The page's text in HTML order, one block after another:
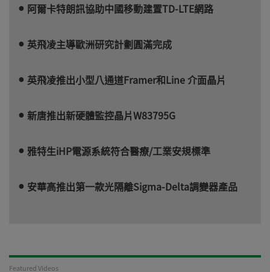
阿爾卡特朗訊協助中國移動建置TD-LTE網路
英飛凌主導歐洲研究計劃圓滿完成
英飛凌推出小型八通道Framer和Line 介面晶片
新唐推出新硬體監控晶片W83795G
雅特生iHP電源系統符合醫療/工業安規標準
安華高推出第一款光隔離Sigma-Delta調變器產品
Featured Videos